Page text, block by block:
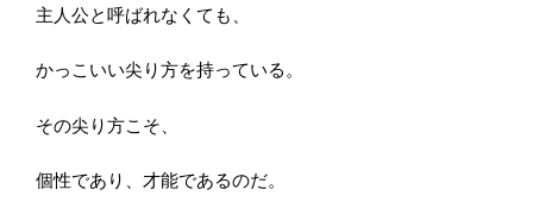
主人公と呼ばれなくても、
かっこいい尖り方を持っている。
その尖り方こそ、
個性であり、才能であるのだ。